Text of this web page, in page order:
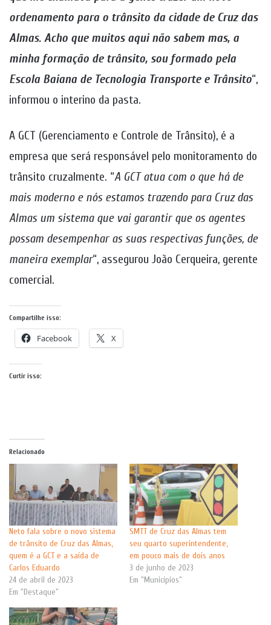
ordenamento para o trânsito da cidade de Cruz das
Almas. Acho que muitos aqui não sabem mas, a
minha formação de trânsito, sou formado pela
Escola Baiana de Tecnologia Transporte e Trânsito“,
informou o interino da pasta.
A GCT (Gerenciamento e Controle de Trânsito), é a
empresa que será responsável pelo monitoramento do
trânsito cruzalmente. “A GCT atua com o que há de
mais moderno e nós estamos trazendo para Cruz das
Almas um sistema que vai garantir que os agentes
possam desempenhar as suas respectivas funções, de
maneira exemplar“, assegurou João Cerqueira, gerente
comercial.
Compartilhe isso:
Facebook X
Curtir isso:
Relacionado
Neto fala sobre o novo sistema
de trânsito de Cruz das Almas,
quem é a GCT e a saída de
Carlos Eduardo
24 de abril de 2023
Em "Destaque"
SMTT de Cruz das Almas tem
seu quarto superintendente,
em pouco mais de dois anos
3 de junho de 2023
Em "Municípios"